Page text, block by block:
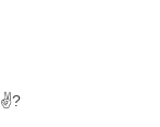
✌?